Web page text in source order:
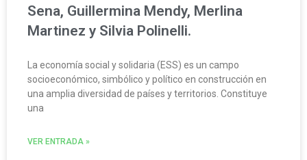
Sena, Guillermina Mendy, Merlina
Martinez y Silvia Polinelli.
La economía social y solidaria (ESS) es un campo
socioeconómico, simbólico y político en construcción en
una amplia diversidad de países y territorios. Constituye
una
VER ENTRADA »